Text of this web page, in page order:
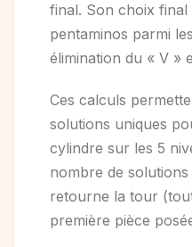
final. Son choix
pentaminos parmi
élimination du « V »
Ces calculs
solutions uniques
cylindre sur les 5
nombre de
retourne la tour
première pièce